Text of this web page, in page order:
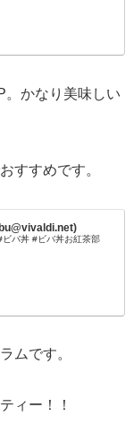
。かなり美味しい
すすめです。
バ丼 #ビバ丼お紅茶部
ムです。
ィー！！